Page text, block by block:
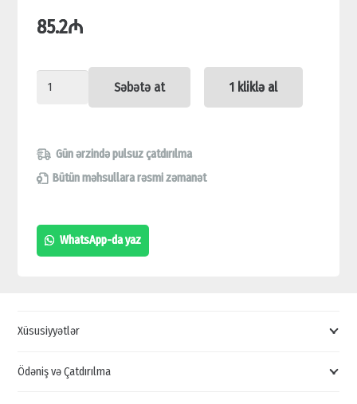
85.2₼
TP-
3G-
ROUTER,
AKUMULYATORLA
POWER
LİNK
Səbətə at 1 kliklə al
Gün ərzində pulsuz çatdırılma
Bütün məhsullara rəsmi zəmanət
WhatsApp-da yaz
Xüsusiyyətlər
Ödəniş və Çatdırılma